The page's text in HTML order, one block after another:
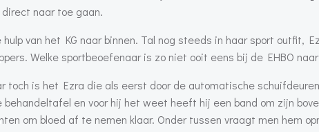
naar toe gaan.
van het KG naar binnen. Tal nog steeds in haar sport outfit,
Welke sportbeoefenaar is zo niet ooit eens bij de EHBO
toch is het Ezra die als eerst door de automatische
en voor hij het weet heeft hij een band om zijn
om bloed af te nemen klaar. Onder tussen vraagt men hem